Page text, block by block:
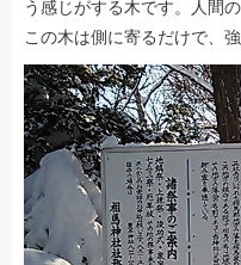
う感じがする木です。人間
この木は側に寄るだけで、